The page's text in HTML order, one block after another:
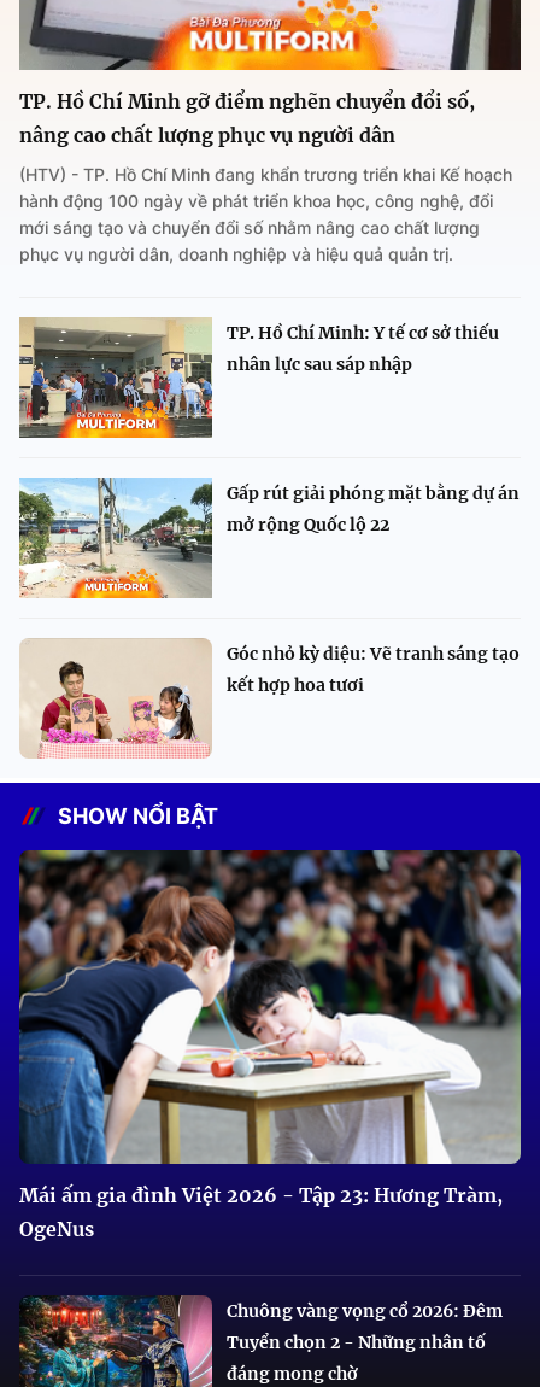
TP. Hồ Chí Minh gỡ điểm nghẽn chuyển đổi số,
nâng cao chất lượng phục vụ người dân
(HTV) - TP. Hồ Chí Minh đang khẩn trương triển khai Kế hoạch
hành động 100 ngày về phát triển khoa học, công nghệ, đổi
mới sáng tạo và chuyển đổi số nhằm nâng cao chất lượng
phục vụ người dân, doanh nghiệp và hiệu quả quản trị.
TP. Hồ Chí Minh: Y tế cơ sở thiếu
nhân lực sau sáp nhập
Gấp rút giải phóng mặt bằng dự án
mở rộng Quốc lộ 22
Góc nhỏ kỳ diệu: Vẽ tranh sáng tạo
kết hợp hoa tươi
SHOW NỔI BẬT
Mái ấm gia đình Việt 2026 - Tập 23: Hương Tràm,
OgeNus
Chuông vàng vọng cổ 2026: Đêm
Tuyển chọn 2 - Những nhân tố
đáng mong chờ